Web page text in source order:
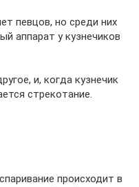
певцов, но среди них
аппарат у кузнечиков
и, когда кузнечик
стрекотание.
происходит в